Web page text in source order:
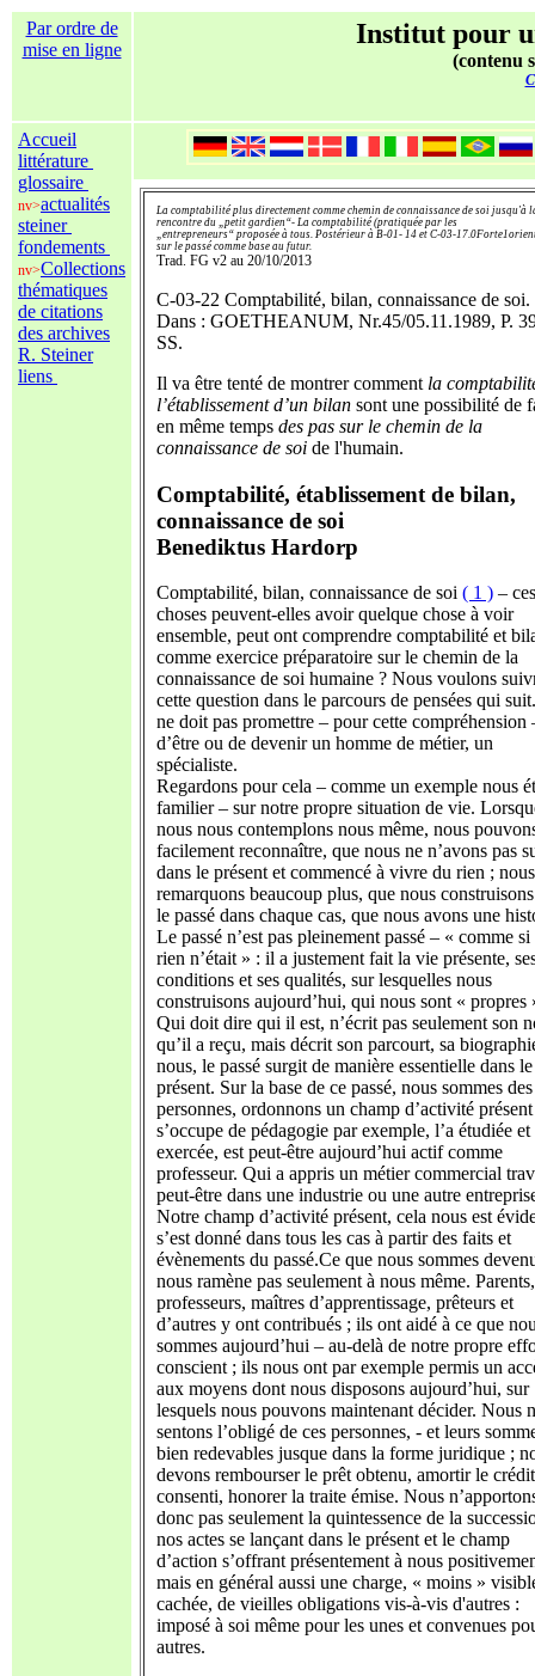
Par ordre de
mise en ligne
Institut pour
(contenu
Accueil
littérature
glossaire
nv>actualités
steiner
fondements
nv>Collections
thématiques
de citations
des archives
R. Steiner
liens
La comptabilité plus directement comme chemin de connaissance de soi jusqu'à
rencontre du „petit gardien“- La comptabilité (pratiquée par les
„entrepreneurs“ proposée à tous. Postérieur à B-01- 14 et C-03-
sur le passé comme base au futur.
Trad. FG v2 au 20/10/2013
C-03-22 Comptabilité, bilan, connaissance de soi.
Dans : GOETHEANUM, Nr.45/05.11.1989, P.
SS.
Il va être tenté de montrer comment la
l’établissement d’un bilan sont une possibilité de
en même temps des pas sur le chemin de la
connaissance de soi de l'humain.
Comptabilité, établissement de bilan,
connaissance de soi
Benediktus Hardorp
Comptabilité, bilan, connaissance de soi ( 1 ) –
choses peuvent-elles avoir quelque chose à voir
ensemble, peut ont comprendre comptabilité et
comme exercice préparatoire sur le chemin de la
connaissance de soi humaine ? Nous voulons
cette question dans le parcours de pensées qui
ne doit pas promettre – pour cette compréhension
d’être ou de devenir un homme de métier, un
spécialiste.
Regardons pour cela – comme un exemple nous
familier – sur notre propre situation de vie.
nous nous contemplons nous même, nous
facilement reconnaître, que nous ne n’avons pas
dans le présent et commencé à vivre du rien ; nous
remarquons beaucoup plus, que nous
le passé dans chaque cas, que nous avons une
Le passé n’est pas pleinement passé – « comme si
rien n’était » : il a justement fait la vie présente,
conditions et ses qualités, sur lesquelles nous
construisons aujourd’hui, qui nous sont « propres
Qui doit dire qui il est, n’écrit pas seulement son
qu’il a reçu, mais décrit son parcourt, sa
nous, le passé surgit de manière essentielle dans le
présent. Sur la base de ce passé, nous sommes des
personnes, ordonnons un champ d’activité
s’occupe de pédagogie par exemple, l’a étudiée et
exercée, est peut-être aujourd’hui actif comme
professeur. Qui a appris un métier commercial
peut-être dans une industrie ou une autre
Notre champ d’activité présent, cela nous est
s’est donné dans tous les cas à partir des faits et
évènements du passé.Ce que nous sommes
nous ramène pas seulement à nous même. Parents,
professeurs, maîtres d’apprentissage, prêteurs et
d’autres y ont contribués ; ils ont aidé à ce que
sommes aujourd’hui – au-delà de notre propre
conscient ; ils nous ont par exemple permis un
aux moyens dont nous disposons aujourd’hui, sur
lesquels nous pouvons maintenant décider. Nous
sentons l’obligé de ces personnes, - et leurs
bien redevables jusque dans la forme juridique ;
devons rembourser le prêt obtenu, amortir le crédit
consenti, honorer la traite émise. Nous
donc pas seulement la quintessence de la
nos actes se lançant dans le présent et le champ
d’action s’offrant présentement à nous
mais en général aussi une charge, « moins »
cachée, de vieilles obligations vis-à-vis d'autres :
imposé à soi même pour les unes et convenues
autres.